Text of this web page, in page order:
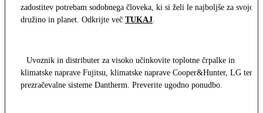
zadostitev potrebam sodobnega človeka, ki si želi le najboljše za svojo
družino in planet. Odkrijte več TUKAJ
Uvoznik in distributer za visoko učinkovite toplotne črpalke in
klimatske naprave Fujitsu, klimatske naprave Cooper&Hunter, LG ter
prezračevalne sisteme Dantherm. Preverite ugodno ponudbo.